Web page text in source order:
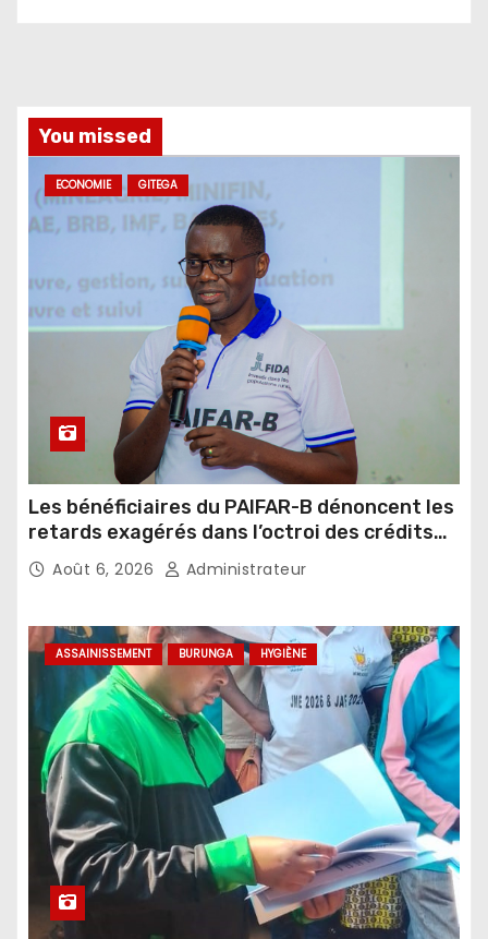
You missed
ECONOMIE GITEGA
Les bénéficiaires du PAIFAR-B dénoncent les
retards exagérés dans l’octroi des crédits
agricoles
Août 6, 2026 Administrateur
ASSAINISSEMENT BURUNGA HYGIÈNE